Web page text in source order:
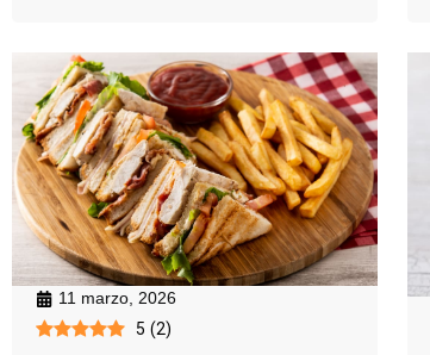
11 marzo, 2026
5 (2)